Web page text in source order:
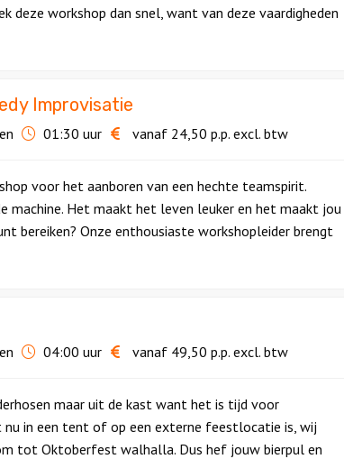
deze workshop dan snel, want van deze vaardigheden
Improvisatie
01:30 uur vanaf 24,50 p.p. excl. btw
voor het aanboren van een hechte teamspirit.
machine. Het maakt het leven leuker en het maakt jou
bereiken? Onze enthousiaste workshopleider brengt
04:00 uur vanaf 49,50 p.p. excl. btw
maar uit de kast want het is tijd voor
in een tent of op een externe feestlocatie is, wij
tot Oktoberfest walhalla. Dus hef jouw bierpul en